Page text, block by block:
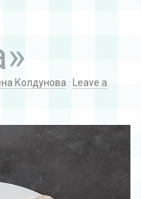
Колдунова ·
Leave a